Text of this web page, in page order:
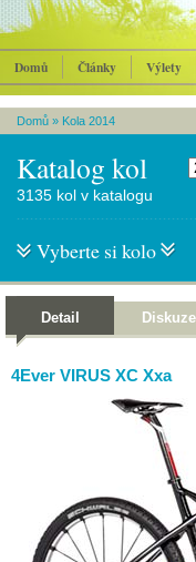
Domů Články Výlety
Domů » Kola 2014
Katalog kol
3135 kol v katalogu
Vyberte si kolo
Detail Diskuze
4Ever VIRUS XC Xxa